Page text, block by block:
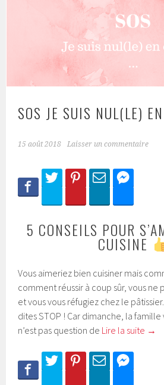
SOS JE SUIS NUL(LE)
15 août 2018 Laisser un commentaire
5 CONSEILS POUR
CUISINE
Vous aimeriez bien cuisiner mais
comment réussir à coup sûr, vous ne
et vous vous réfugiez chez le
dites STOP ! Car dimanche, la famille
n’est pas question de Lire la suite →